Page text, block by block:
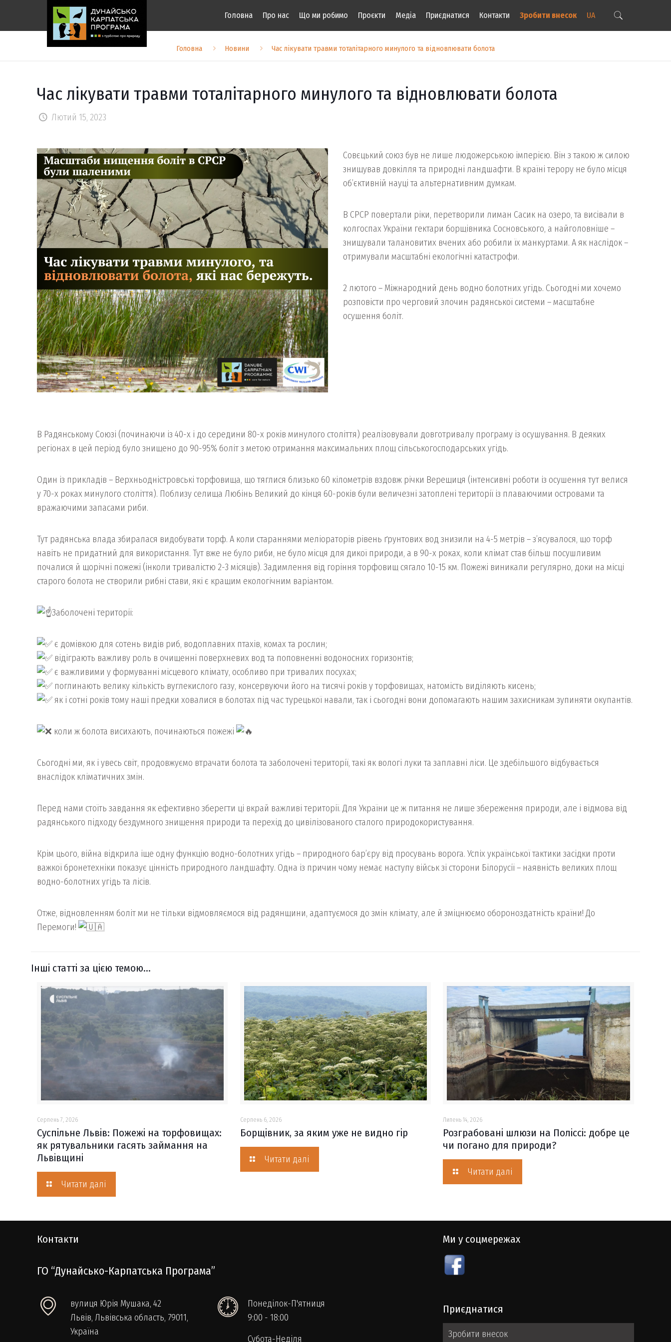
Головна Про нас Що ми робимо Проєкти Медіа Приєднатися Контакти Зробити внесок UA
Головна Новини Час лікувати травми тоталітарного минулого та відновлювати болота
Час лікувати травми тоталітарного минулого та відновлювати болота
Лютий 15, 2023
Совєцький союз був не лише людожерською імперією. Він з такою ж силою
знищував довкілля та природні ландшафти. В країні терору не було місця
об’єктивній науці та альтернативним думкам.
В СРСР повертали ріки, перетворили лиман Сасик на озеро, та висівали в
колгоспах України гектари борщівника Сосновського, а найголовніше –
знищували талановитих вчених або робили їх манкуртами. А як наслідок –
отримували масштабні екологічні катастрофи.
2 лютого – Міжнародний день водно болотних угідь. Сьогодні ми хочемо
розповісти про черговий злочин радянської системи – масштабне
осушення боліт.
В Радянському Союзі (починаючи із 40-х і до середини 80-х років минулого століття) реалізовували довготривалу програму із осушування. В деяких
регіонах в цей період було знищено до 90-95% боліт з метою отримання максимальних площ сільськогосподарських угідь.
Один із прикладів – Верхньодністровські торфовища, що тяглися близько 60 кілометрів вздовж річки Верещиця (інтенсивні роботи із осушення тут велися
у 70-х роках минулого століття). Поблизу селища Любінь Великий до кінця 60-років були величезні затоплені території із плаваючими островами та
вражаючими запасами риби.
Тут радянська влада збиралася видобувати торф. А коли стараннями меліораторів рівень ґрунтових вод знизили на 4-5 метрів – з’ясувалося, що торф
навіть не придатний для використання. Тут вже не було риби, не було місця для дикої природи, а в 90-х роках, коли клімат став більш посушливим
почалися й щорічні пожежі (інколи тривалістю 2-3 місяців). Задимлення від горіння торфовищ сягало 10-15 км. Пожежі виникали регулярно, доки на місці
старого болота не створили рибні стави, які є кращим екологічним варіантом.
Заболочені території:
є домівкою для сотень видів риб, водоплавних птахів, комах та рослин;
відіграють важливу роль в очищенні поверхневих вод та поповненні водоносних горизонтів;
є важливими у формуванні місцевого клімату, особливо при тривалих посухах;
поглинають велику кількість вуглекислого газу, консервуючи його на тисячі років у торфовищах, натомість виділяють кисень;
як і сотні років тому наші предки ховалися в болотах під час турецької навали, так і сьогодні вони допомагають нашим захисникам зупиняти окупантів.
коли ж болота висихають, починаються пожежі
Сьогодні ми, як і увесь світ, продовжуємо втрачати болота та заболочені території, такі як вологі луки та заплавні ліси. Це здебільшого відбувається
внаслідок кліматичних змін.
Перед нами стоїть завдання як ефективно зберегти ці вкрай важливі території. Для України це ж питання не лише збереження природи, але і відмова від
радянського підходу бездумного знищення природи та перехід до цивілізованого сталого природокористування.
Крім цього, війна відкрила іще одну функцію водно-болотних угідь – природного бар’єру від просувань ворога. Успіх української тактики засідки проти
важкої бронетехніки показує цінність природного ландшафту. Одна із причин чому немає наступу військ зі сторони Білорусії – наявність великих площ
водно-болотних угідь та лісів.
Отже, відновленням боліт ми не тільки відмовляємося від радянщини, адаптуємося до змін клімату, але й зміцнюємо обороноздатність країни! До
Перемоги!
Інші статті за цією темою...
Серпень 7, 2026
Суспільне Львів: Пожежі на торфовищах:
як рятувальники гасять займання на
Львівщині
Читати далі
Серпень 6, 2026
Борщівник, за яким уже не видно гір
Читати далі
Липень 14, 2026
Розграбовані шлюзи на Поліссі: добре це
чи погано для природи?
Читати далі
Контакти
ГО “Дунайсько-Карпатська Програма”
вулиця Юрія Мушака, 42
Львів, Львівська область, 79011,
Україна
Понеділок-П'ятниця
9:00 - 18:00
Субота-Неділя
Ми у соцмережах
Приєднатися
Зробити внесок